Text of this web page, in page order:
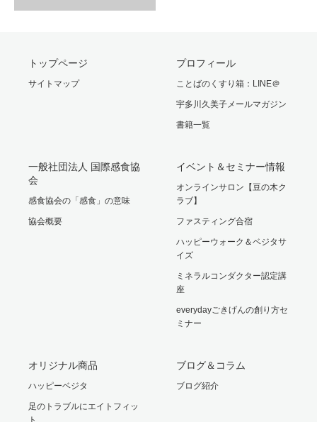
トップページ
サイトマップ
プロフィール
ことばのくすり箱：LINE＠
宇多川久美子メールマガジン
書籍一覧
一般社団法人 国際感食協
会
感食協会の「感食」の意味
協会概要
イベント＆セミナー情報
オンラインサロン【豆の木ク
ラブ】
ファスティング合宿
ハッピーウォーク＆ベジタサ
イズ
ミネラルコンダクター認定講
座
everydayごきげんの創り方セ
ミナー
オリジナル商品
ハッピーベジタ
足のトラブルにエイトフィッ
ト
ブログ＆コラム
ブログ紹介